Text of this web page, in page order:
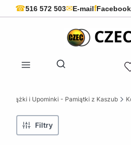
☎516 572 503✉E-mailfFacebook
Otwórz wyszukiwarkę
Książki i Upominki - Pamiątki z Kaszub
Filtry